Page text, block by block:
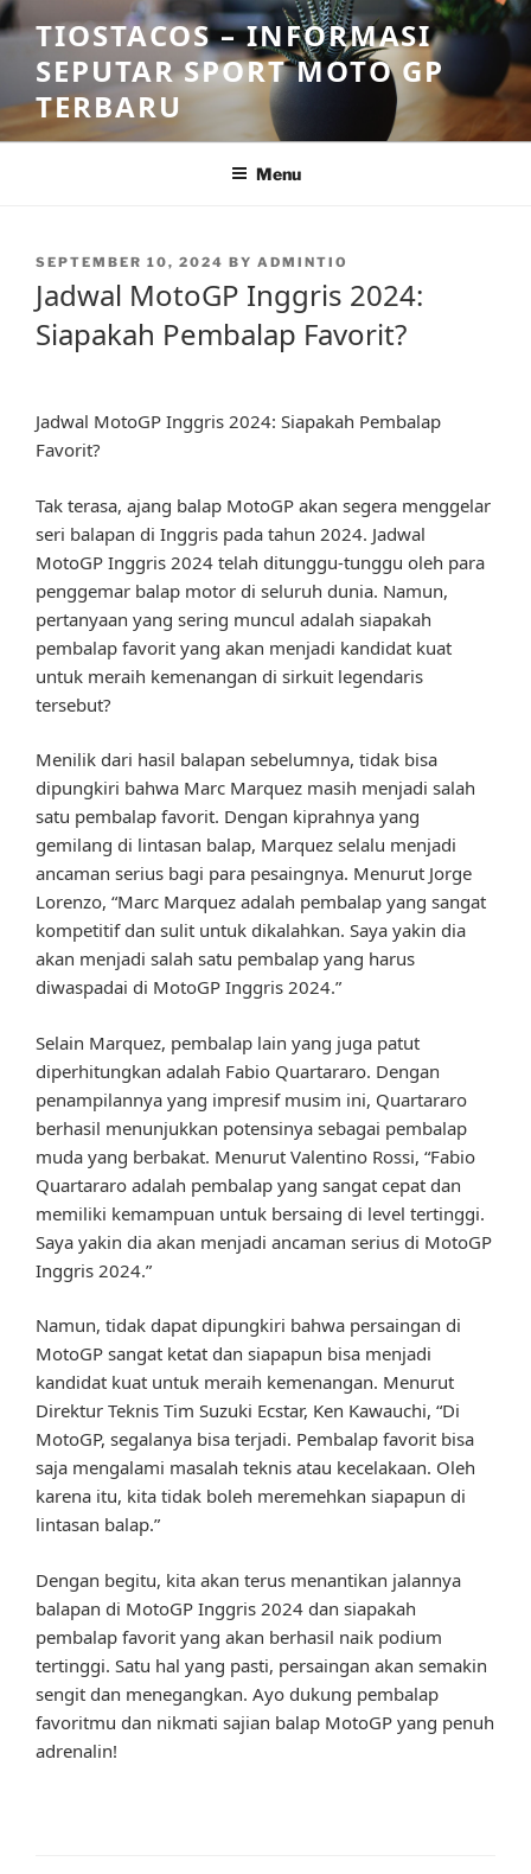
Skip
to
content
TIOSTACOS – INFORMASI
SEPUTAR SPORT MOTO GP
TERBARU
Menu
POSTED
SEPTEMBER 10, 2024 BY ADMINTIO
Jadwal MotoGP Inggris 2024:
Siapakah Pembalap Favorit?
Jadwal MotoGP Inggris 2024: Siapakah Pembalap
Favorit?
Tak terasa, ajang balap MotoGP akan segera menggelar
seri balapan di Inggris pada tahun 2024. Jadwal
MotoGP Inggris 2024 telah ditunggu-tunggu oleh para
penggemar balap motor di seluruh dunia. Namun,
pertanyaan yang sering muncul adalah siapakah
pembalap favorit yang akan menjadi kandidat kuat
untuk meraih kemenangan di sirkuit legendaris
tersebut?
Menilik dari hasil balapan sebelumnya, tidak bisa
dipungkiri bahwa Marc Marquez masih menjadi salah
satu pembalap favorit. Dengan kiprahnya yang
gemilang di lintasan balap, Marquez selalu menjadi
ancaman serius bagi para pesaingnya. Menurut Jorge
Lorenzo, “Marc Marquez adalah pembalap yang sangat
kompetitif dan sulit untuk dikalahkan. Saya yakin dia
akan menjadi salah satu pembalap yang harus
diwaspadai di MotoGP Inggris 2024.”
Selain Marquez, pembalap lain yang juga patut
diperhitungkan adalah Fabio Quartararo. Dengan
penampilannya yang impresif musim ini, Quartararo
berhasil menunjukkan potensinya sebagai pembalap
muda yang berbakat. Menurut Valentino Rossi, “Fabio
Quartararo adalah pembalap yang sangat cepat dan
memiliki kemampuan untuk bersaing di level tertinggi.
Saya yakin dia akan menjadi ancaman serius di MotoGP
Inggris 2024.”
Namun, tidak dapat dipungkiri bahwa persaingan di
MotoGP sangat ketat dan siapapun bisa menjadi
kandidat kuat untuk meraih kemenangan. Menurut
Direktur Teknis Tim Suzuki Ecstar, Ken Kawauchi, “Di
MotoGP, segalanya bisa terjadi. Pembalap favorit bisa
saja mengalami masalah teknis atau kecelakaan. Oleh
karena itu, kita tidak boleh meremehkan siapapun di
lintasan balap.”
Dengan begitu, kita akan terus menantikan jalannya
balapan di MotoGP Inggris 2024 dan siapakah
pembalap favorit yang akan berhasil naik podium
tertinggi. Satu hal yang pasti, persaingan akan semakin
sengit dan menegangkan. Ayo dukung pembalap
favoritmu dan nikmati sajian balap MotoGP yang penuh
adrenalin!